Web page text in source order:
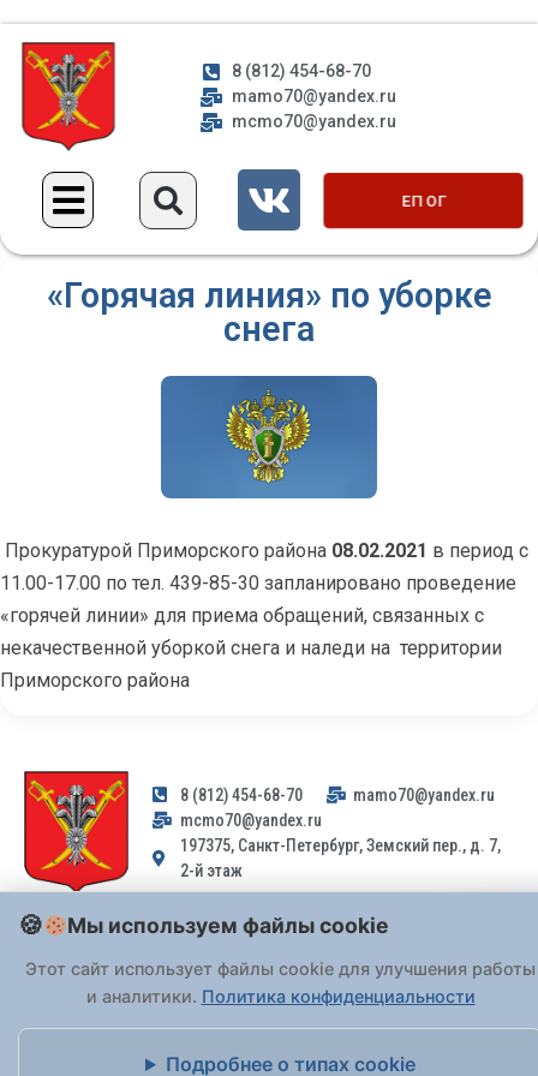
8 (812) 454-68-70
mamo70@yandex.ru
mcmo70@yandex.ru
ЕП ОГ
«Горячая линия» по уборке
снега
Прокуратурой Приморского района 08.02.2021 в период с
11.00-17.00 по тел. 439-85-30 запланировано проведение
«горячей линии» для приема обращений, связанных с
некачественной уборкой снега и наледи на территории
Приморского района
8 (812) 454-68-70
mamo70@yandex.ru
mcmo70@yandex.ru
197375, Санкт-Петербург, Земский пер., д. 7,
2-й этаж
Заявления и обращения граждан и организаций, поступившие на
Федерального закона от 02.05.2006 № 59-ФЗ. Обращения
принимаются только: по почте, черезпортал «Госуслуги» (ЕПГУ)
или лично при предъявлении паспорта.
Мы используем файлы cookie
Этот сайт использует файлы cookie для улучшения работы
и аналитики. Политика конфиденциальности
Подробнее о типах cookie